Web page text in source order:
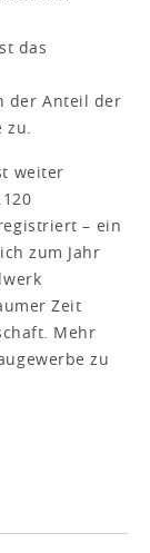
das
der Anteil der
weiter
– ein
zum Jahr
Zeit
Mehr
zu